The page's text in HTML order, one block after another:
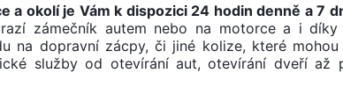
a okolí je Vám k dispozici 24 hodin denně a 7
zámečník autem nebo na motorce a i díky
na dopravní zácpy, či jiné kolize, které
služby od otevírání aut, otevírání dveří až